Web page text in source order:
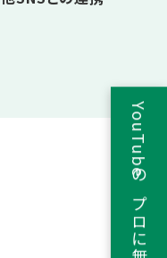
YouTubeのプロに無料相談